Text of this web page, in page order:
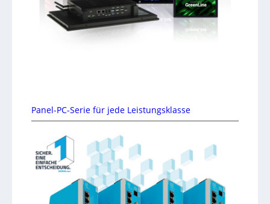
Panel-PC-Serie für jede Leistungsklasse